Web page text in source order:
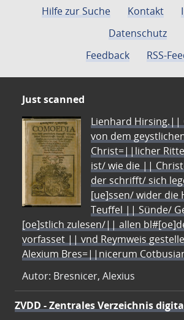
Hilfe zur Suche Kontakt
Datenschutz
Feedback
RSS-
Just scanned
Lienhard Hirsing.||
von dem
Christ=||licher
ist/ wie die ||
der schrifft/ sich
[ue]ssen/ wider die
Teuffel || Sünde/
[oe]stlich zulesen/|| allen
vorfasset || vnd Reymweis
Alexium Bres=||nicerum
Autor: Bresnicer, Alexius
ZVDD - Zentrales Verzeichnis